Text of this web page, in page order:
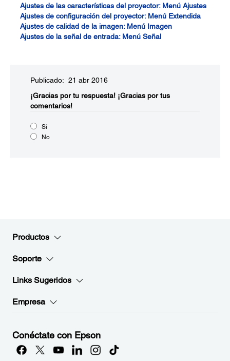
Ajustes de las características del proyector: Menú Ajustes
Ajustes de configuración del proyector: Menú Extendida
Ajustes de calidad de la imagen: Menú Imagen
Ajustes de la señal de entrada: Menú Señal
Publicado: 21 abr 2016
¡Gracias por tu respuesta! ¡Gracias por tus
comentarios!
Sí
No
Productos
Soporte
Links Sugeridos
Empresa
Conéctate con Epson